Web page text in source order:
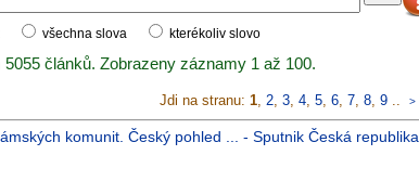
všechna slova kterékoliv slovo
článků. Zobrazeny záznamy 1 až 100.
Jdi na stranu: 1, 2, 3, 4, 5, 6, 7, 8, 9 .. >
komunit. Český pohled ... - Sputnik Česká republika